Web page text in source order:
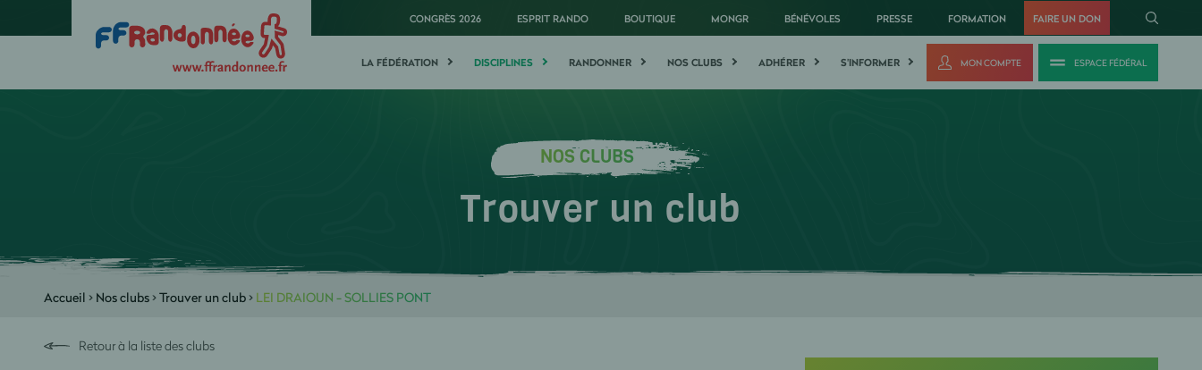
CONGRÈS 2026 ESPRIT RANDO BOUTIQUE MONGR BÉNÉVOLES PRESSE FORMATION FAIRE UN DON
LA FÉDÉRATION DISCIPLINES RANDONNER NOS CLUBS ADHÉRER S'INFORMER MON COMPTE ESPACE FÉDÉRAL
NOS CLUBS
Trouver un club
Accueil > Nos clubs>Trouver un club> LEI DRAIOUN - SOLLIES PONT
Retour à la liste des clubs